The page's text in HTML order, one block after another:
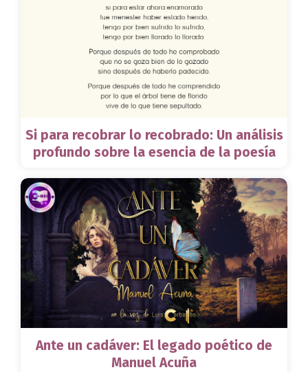
Si para recobrar lo recobrado: Un análisis
profundo sobre la esencia de la poesía
Ante un cadáver: El legado poético de
Manuel Acuña